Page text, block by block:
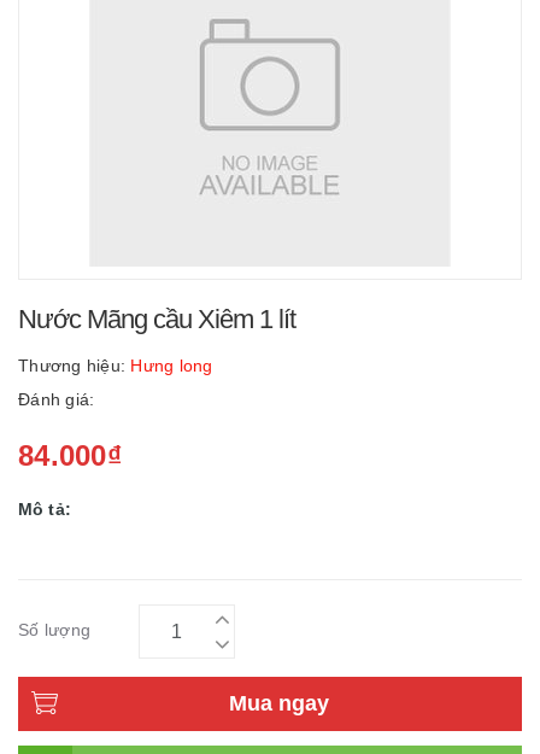
Nước Mãng cầu Xiêm 1 lít
Thương hiệu: Hưng long
Đánh giá:
84.000₫
Mô tả:
Số lượng
Mua ngay